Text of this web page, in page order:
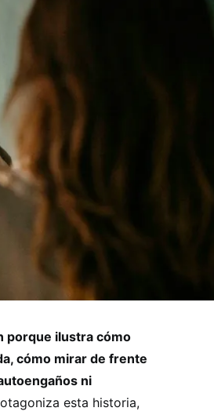
porque ilustra cómo
cómo mirar de frente
ni
esta historia,